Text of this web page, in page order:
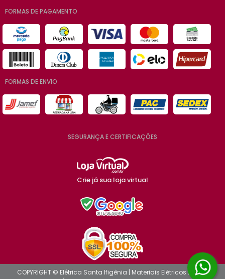
FORMAS DE PAGAMENTO
FORMAS DE ENVIO
SEGURANÇA E CERTIFICAÇÕES
Crie já sua loja virtual
COPYRIGHT © Elétrica Santa Ifigênia | Materiais Elétricos 2026 -